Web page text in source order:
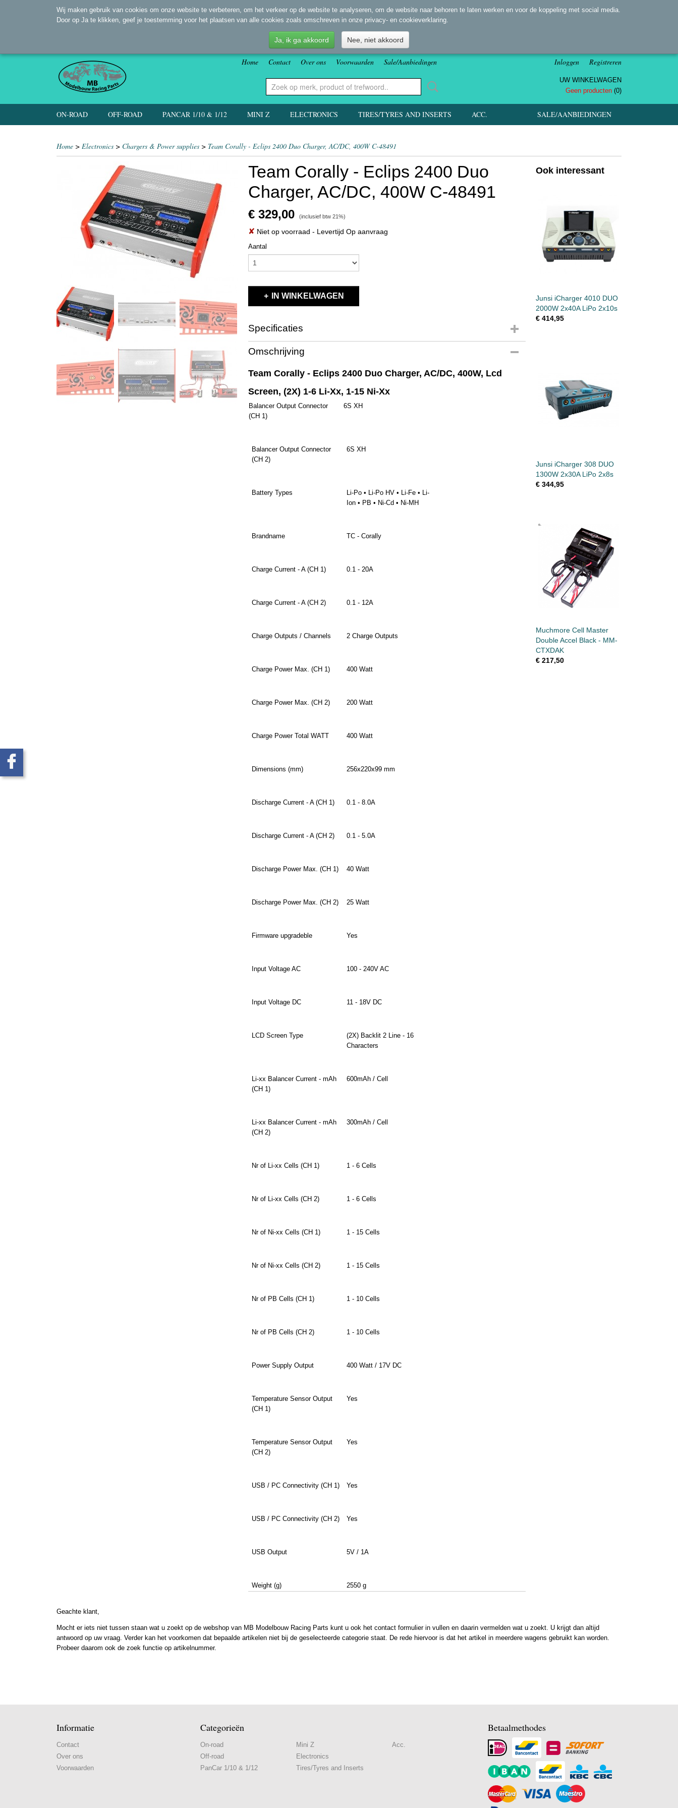
Home Contact Over ons Voorwaarden Sale/Aanbiedingen Inloggen Registreren
UW WINKELWAGEN
Geen producten (0)
SALE/AANBIEDINGEN
ON-ROAD OFF-ROAD PANCAR 1/10 & 1/12 MINI Z ELECTRONICS TIRES/TYRES AND INSERTS ACC.
Home > Electronics > Chargers & Power supplies > Team Corally - Eclips 2400 Duo Charger, AC/DC, 400W C-48491
Team Corally - Eclips 2400 Duo
Charger, AC/DC, 400W C-48491
€ 329,00 (inclusief btw 21%)
✘ Niet op voorraad - Levertijd Op aanvraag
Aantal
IN WINKELWAGEN
Specificaties
Productcode
EAN code
Bruto gewicht
2,70 Kg
Omschrijving
Team Corally - Eclips 2400 Duo Charger, AC/DC, 400W, Lcd
Screen, (2X) 1-6 Li-Xx, 1-15 Ni-Xx
Balancer Output Connector
(CH 1)
6S XH
Balancer Output Connector
(CH 2)
6S XH
Battery Types
Li-Po • Li-Po HV • Li-Fe • Li-
Ion • PB • Ni-Cd • Ni-MH
Brandname TC - Corally
Charge Current - A (CH 1) 0.1 - 20A
Charge Current - A (CH 2) 0.1 - 12A
Charge Outputs / Channels 2 Charge Outputs
Charge Power Max. (CH 1) 400 Watt
Charge Power Max. (CH 2) 200 Watt
Charge Power Total WATT 400 Watt
Dimensions (mm) 256x220x99 mm
Discharge Current - A (CH 1) 0.1 - 8.0A
Discharge Current - A (CH 2) 0.1 - 5.0A
Discharge Power Max. (CH 1) 40 Watt
Discharge Power Max. (CH 2) 25 Watt
Firmware upgradeble Yes
Input Voltage AC 100 - 240V AC
Input Voltage DC 11 - 18V DC
LCD Screen Type
(2X) Backlit 2 Line - 16
Characters
Li-xx Balancer Current - mAh
(CH 1)
600mAh / Cell
Li-xx Balancer Current - mAh
(CH 2)
300mAh / Cell
Nr of Li-xx Cells (CH 1) 1 - 6 Cells
Nr of Li-xx Cells (CH 2) 1 - 6 Cells
Nr of Ni-xx Cells (CH 1) 1 - 15 Cells
Nr of Ni-xx Cells (CH 2) 1 - 15 Cells
Nr of PB Cells (CH 1) 1 - 10 Cells
Nr of PB Cells (CH 2) 1 - 10 Cells
Power Supply Output 400 Watt / 17V DC
Temperature Sensor Output
(CH 1)
Yes
Temperature Sensor Output
(CH 2)
Yes
USB / PC Connectivity (CH 1) Yes
USB / PC Connectivity (CH 2) Yes
USB Output 5V / 1A
Weight (g) 2550 g
Ook interessant
Junsi iCharger 4010 DUO
2000W 2x40A LiPo 2x10s
€ 414,95
Junsi iCharger 308 DUO
1300W 2x30A LiPo 2x8s
€ 344,95
Muchmore Cell Master
Double Accel Black - MM-
CTXDAK
€ 217,50
Geachte klant,
Mocht er iets niet tussen staan wat u zoekt op de webshop van MB Modelbouw Racing Parts kunt u ook het contact formulier in vullen en daarin vermelden wat u zoekt. U krijgt dan altijd
antwoord op uw vraag. Verder kan het voorkomen dat bepaalde artikelen niet bij de geselecteerde categorie staat. De rede hiervoor is dat het artikel in meerdere wagens gebruikt kan worden.
Probeer daarom ook de zoek functie op artikelnummer.
Informatie
Contact
Over ons
Voorwaarden
Categorieën
On-road
Off-road
PanCar 1/10 & 1/12
Mini Z
Electronics
Tires/Tyres and Inserts
Acc.
Betaalmethodes
Wij maken gebruik van cookies om onze website te verbeteren, om het verkeer op de website te analyseren, om de website naar behoren te laten werken en voor de koppeling met social media.
Door op Ja te klikken, geef je toestemming voor het plaatsen van alle cookies zoals omschreven in onze privacy- en cookieverklaring.
Ja, ik ga akkoord Nee, niet akkoord